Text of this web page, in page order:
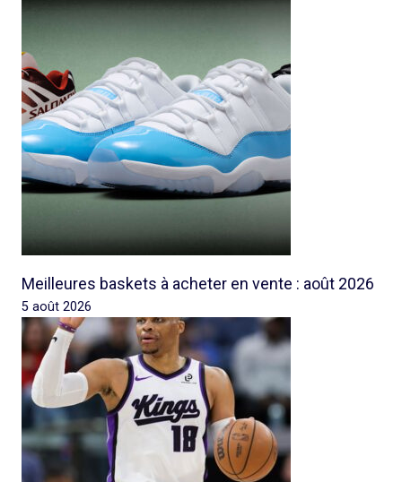
Meilleures baskets à acheter en vente : août 2026
5 août 2026